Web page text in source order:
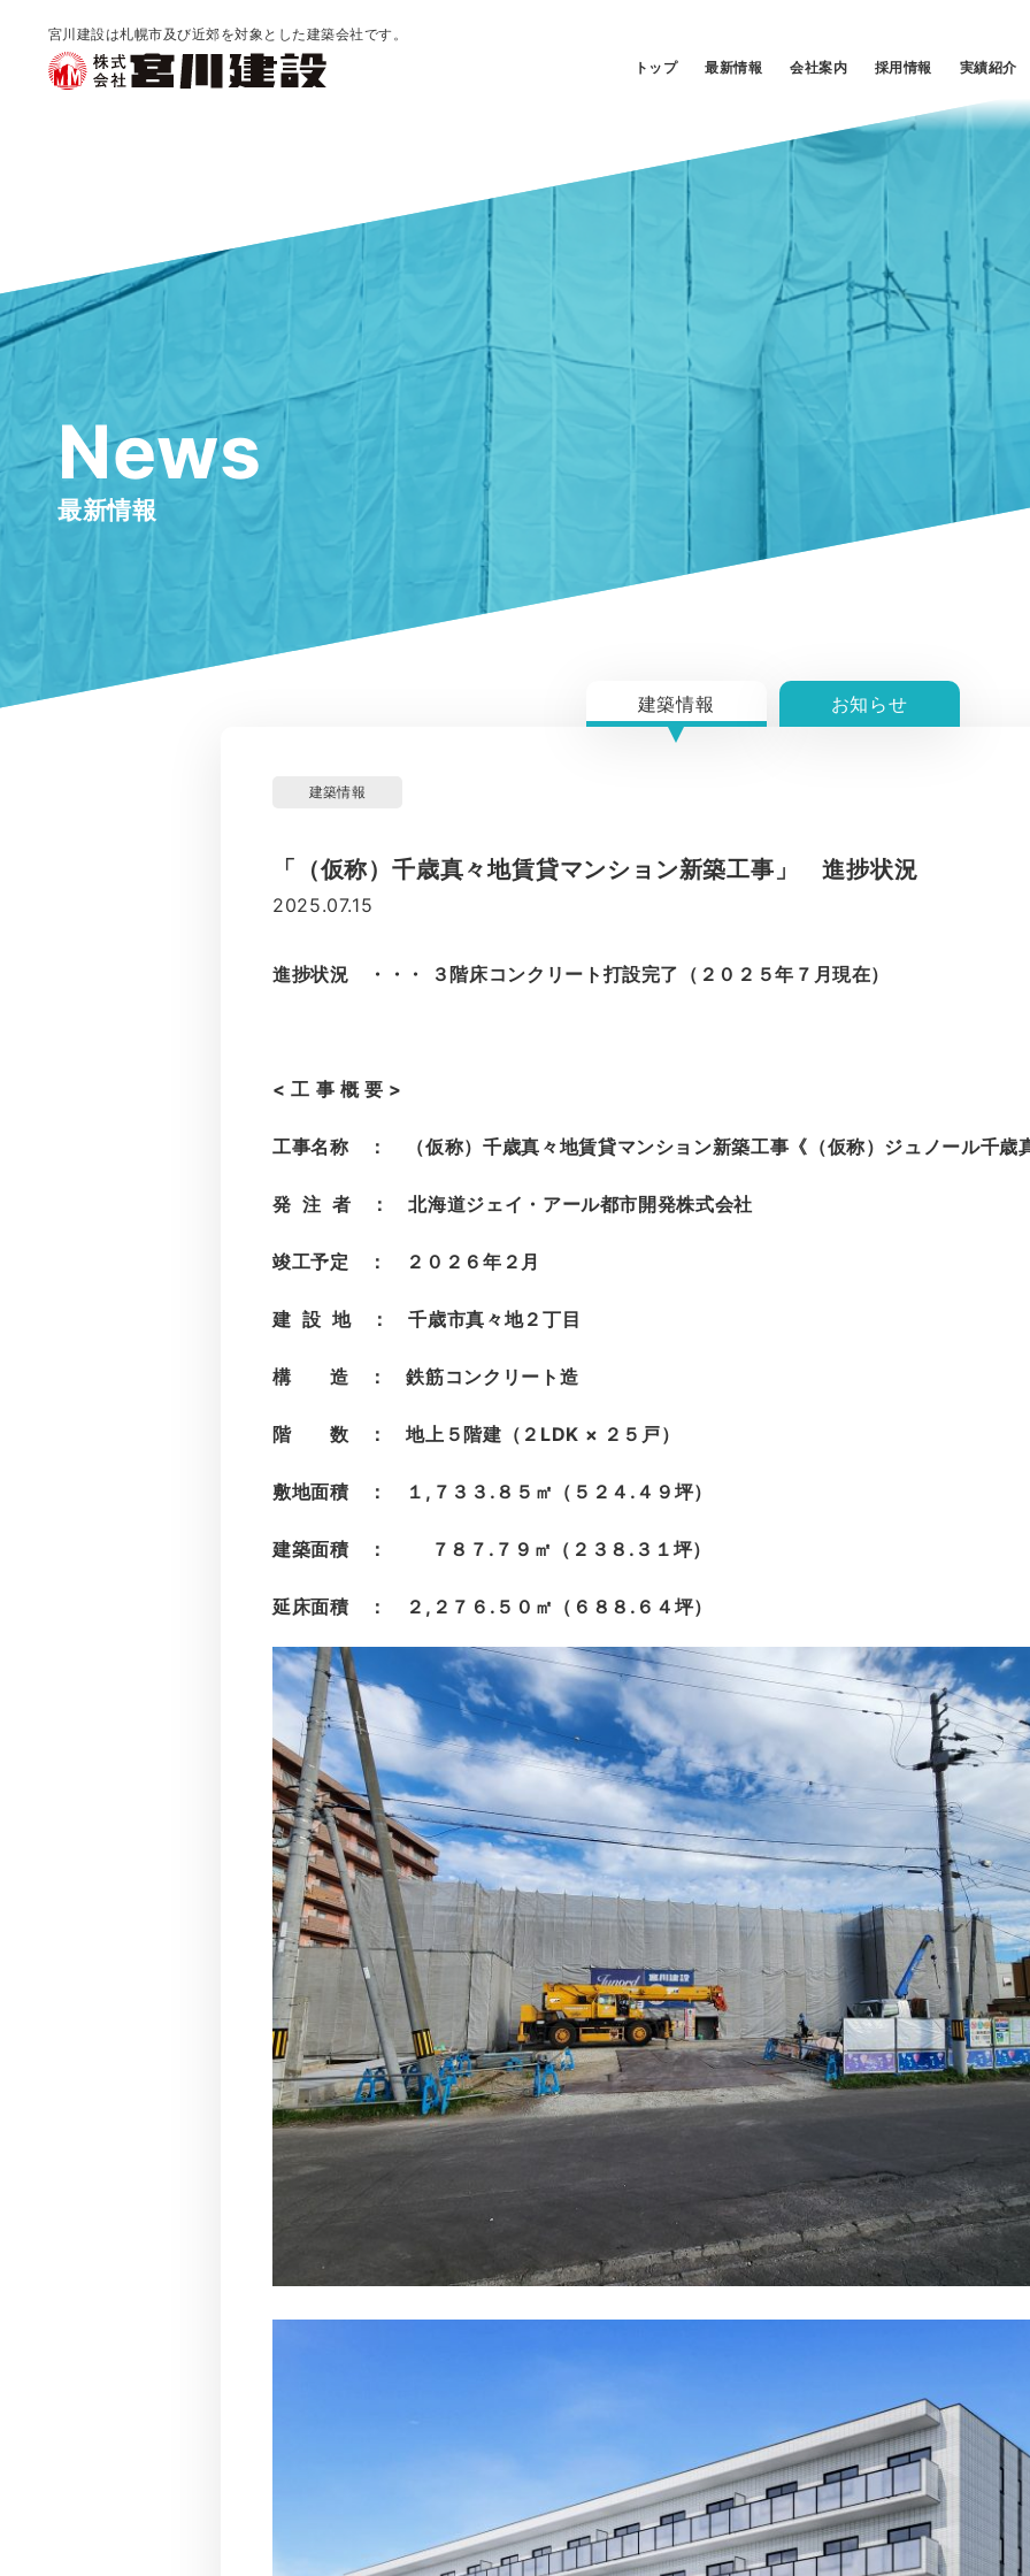
宮川建設は札幌市及び近郊を対象とした建築会社です。
トップ
最新情報 会社案内 採用情報 実績紹介
News
最新情報
建築情報 お知らせ
建築情報
「（仮称）千歳真々地賃貸マンション新築工事」 進捗状況
2025.07.15
進捗状況 ・・・ ３階床コンクリート打設完了（２０２５年７月現在）
< 工 事 概 要 >
工事名称 ： （仮称）千歳真々地賃貸マンション新築工事《（仮称）ジュノール千歳
発 注 者 ： 北海道ジェイ・アール都市開発株式会社
竣工予定 ： ２０２６年２月
建 設 地 ： 千歳市真々地２丁目
構 造 ： 鉄筋コンクリート造
階 数 ： 地上５階建（２LDK × ２５戸）
敷地面積 ： １,７３３.８５㎡（５２４.４９坪）
建築面積 ： ７８７.７９㎡（２３８.３１坪）
延床面積 ： ２,２７６.５０㎡（６８８.６４坪）